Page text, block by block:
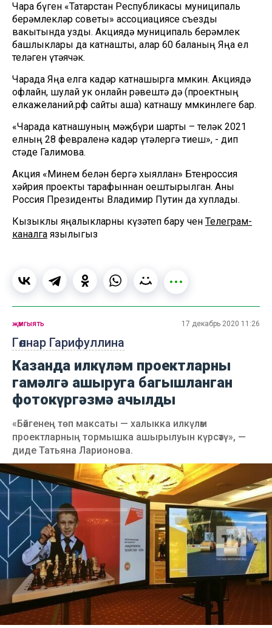
Чара бүген «Татарстан Республикасы муниципаль
берәмлекләр советы» ассоциациясе съезды
вакытында узды. Акциядә муниципаль берәмлек
башлыклары да катнашты, алар 60 баланың Яңа ел
теләген үтәячәк.
Чарада Яңа елга кадәр катнашырга мөмкин. Акциядә
офлайн, шулай ук онлайн рәвештә дә (проектның
елкажеланий.рф сайты аша) катнашу мөмкинлеге бар.
«Чарада катнашуның мәҗбүри шарты – теләк 2021
елның 28 февраленә кадәр үтәлергә тиеш», - дип
өстәде Галимова.
Акция «Минем белән бергә хыяллан» Бөтенроссия
хәйрия проекты тарафыннан оештырылган. Аны
Россия Президенты Владимир Путин да хуплады.
Кызыклы яңалыкларны күзәтеп бару өчен Телеграм-
каналга язылыгыз
Гөлнар Гарифуллина
җәмгыять 17 декабрь 2020 11:26
Казанда илкүләм проектларны
гамәлгә ашыруга багышланган
фотокүргәзмә ачылды
«Бәйгенең төп максаты — халыкка илкүләм
проектларның тормышка ашырылуын күрсәтү», —
диде Татьяна Ларионова.